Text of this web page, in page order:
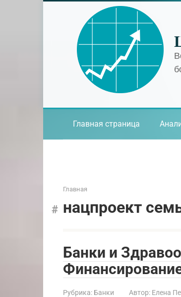
Главная страница
Главная
нацпроект
Банки и
Рубрика: Банки Автор: Елена